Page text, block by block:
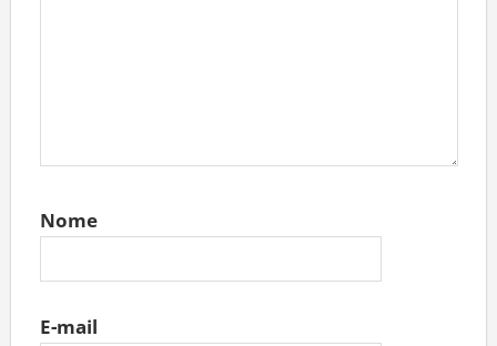
Nome
E-mail